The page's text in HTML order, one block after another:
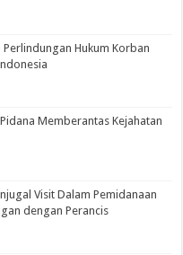
Hukum Korban
Memberantas Kejahatan
Visit Dalam Pemidanaan
dengan Perancis